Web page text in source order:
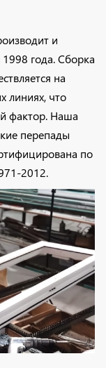
и
года. Сборка
на
линиях, что
фактор. Наша
перепады
по
2012.